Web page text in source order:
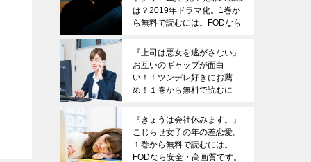
は？2019年ドラマ化。1巻か
ら無料で読むには。FODなら
険です。
『上司は悪女を逃がさない』
お互いのギャップが面白
い！！ツンデレ好きにお薦
め！１巻から無料で読むに
す。ZIPは危険です。
『きょうは会社休みます。』
こじらせ女子の年の差恋愛。
１巻から無料で読むには。
FODなら安全・高画質です。